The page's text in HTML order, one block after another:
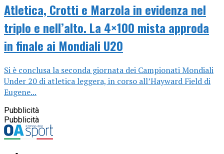
Atletica, Crotti e Marzola in evidenza nel
triplo e nell’alto. La 4×100 mista approda
in finale ai Mondiali U20
Si è conclusa la seconda giornata dei Campionati Mondiali
Under 20 di atletica leggera, in corso all’Hayward Field di
Eugene...
Pubblicità
Pubblicità